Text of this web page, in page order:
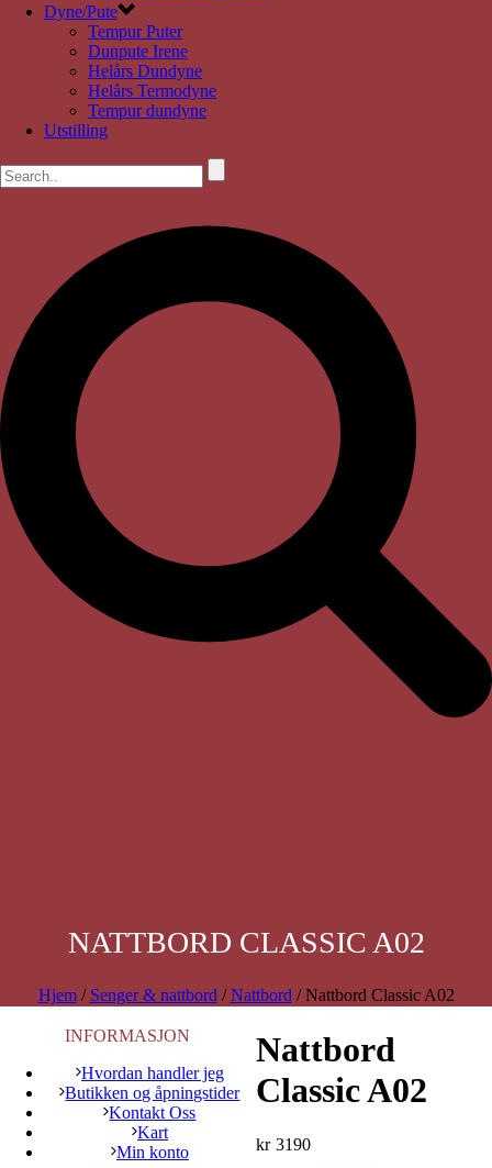
Dyne/Pute
Tempur Puter
Dunpute Irene
Helårs Dundyne
Helårs Termodyne
Tempur dundyne
Utstilling
NATTBORD CLASSIC A02
Hjem/ Senger & nattbord /Nattbord / Nattbord Classic A02
Nattbord
Classic A02
kr 3190
INFORMASJON
Hvordan handler jeg
Butikken og åpningstider
Kontakt Oss
Kart
Min konto